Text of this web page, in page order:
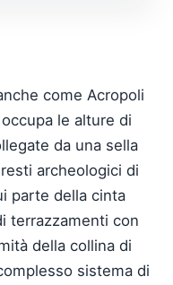
come Acropoli
le alture di
da una sella
archeologici di
parte della cinta
terrazzamenti con
della collina di
sistema di